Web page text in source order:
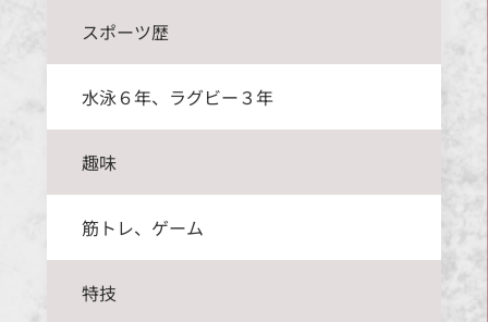
スポーツ歴
水泳６年、ラグビー３年
趣味
筋トレ、ゲーム
特技